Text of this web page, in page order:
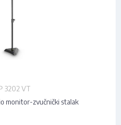
3202 VT
monitor-zvučnički stalak